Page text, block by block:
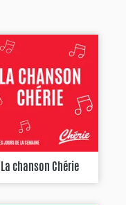
La chanson Chérie